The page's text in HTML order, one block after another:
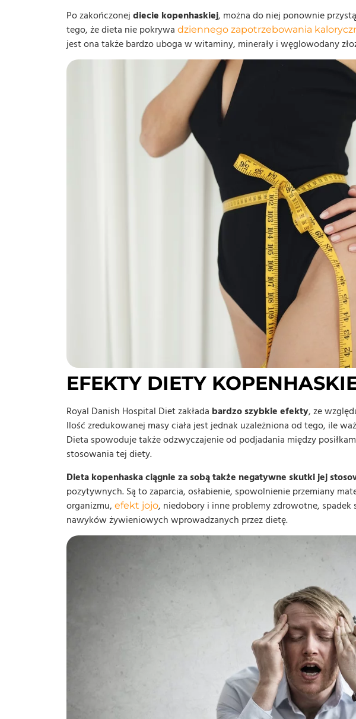
Po zakończonej diecie kopenhaskiej, można do niej ponownie
tego, że dieta nie pokrywa dziennego zapotrzebowania
jest ona także bardzo uboga w witaminy, minerały i węglowodany
EFEKTY DIETY
Royal Danish Hospital Diet zakłada bardzo szybkie efekty, ze
Ilość zredukowanej masy ciała jest jednak uzależniona od tego, ile
Dieta spowoduje także odzwyczajenie od podjadania między
stosowania tej diety.
Dieta kopenhaska ciągnie za sobą także negatywne skutki jej
pozytywnych. Są to zaparcia, osłabienie, spowolnienie przemiany
organizmu, efekt jojo, niedobory i inne problemy zdrowotne,
nawyków żywieniowych wprowadzanych przez dietę.